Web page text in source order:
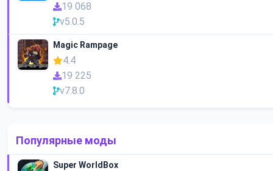
19 068
v5.0.5
Magic Rampage
4.4
19 225
v7.8.0
Популярные моды
Super WorldBox